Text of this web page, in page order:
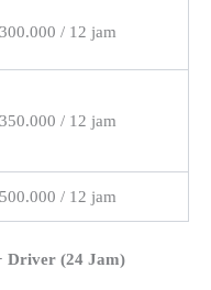
/ 12 jam
/ 12 jam
/ 12 jam
Driver (24 Jam)